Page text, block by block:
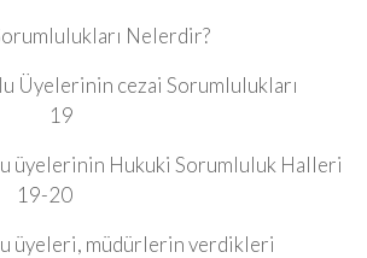
Nelerdir?
Üyelerinin cezai Sorumlulukları
19
üyelerinin Hukuki Sorumluluk Halleri
20
üyeleri, müdürlerin verdikleri